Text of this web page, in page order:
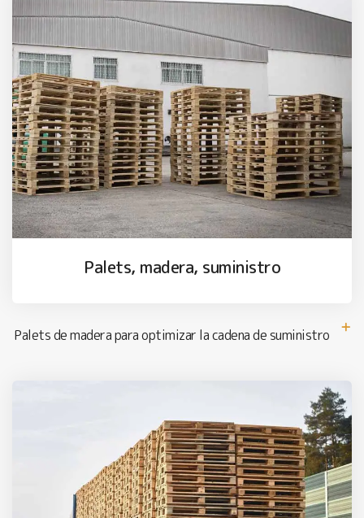
Palets, madera, suministro
Palets de madera para optimizar la cadena de suministro